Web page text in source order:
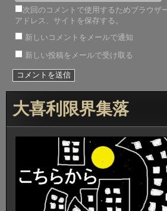
次回のコメントで使用するためブラウザ
アドレス、サイトを保存する。
新しいコメントをメールで通知
新しい投稿をメールで受け取る
大喜利限界集落